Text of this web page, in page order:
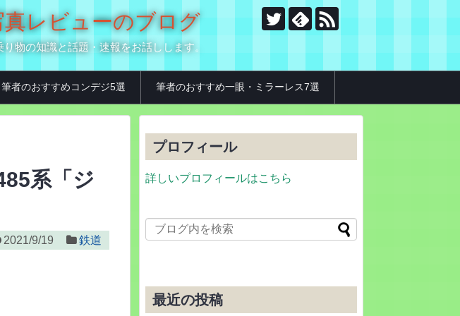
レビューのブログ
物の知識と話題・速報をお話しします。
筆者のおすすめコンデジ5選 筆者のおすすめ一眼・ミラーレス7選
系「ジ
2021/9/19 鉄道
プロフィール
詳しいプロフィールはこちら
最近の投稿